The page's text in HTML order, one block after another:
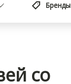
со
Бренды